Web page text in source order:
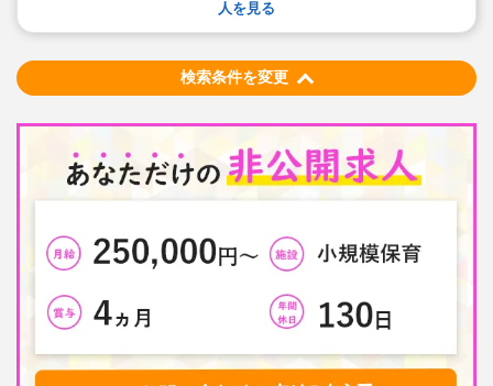
人を見る
検索条件を変更